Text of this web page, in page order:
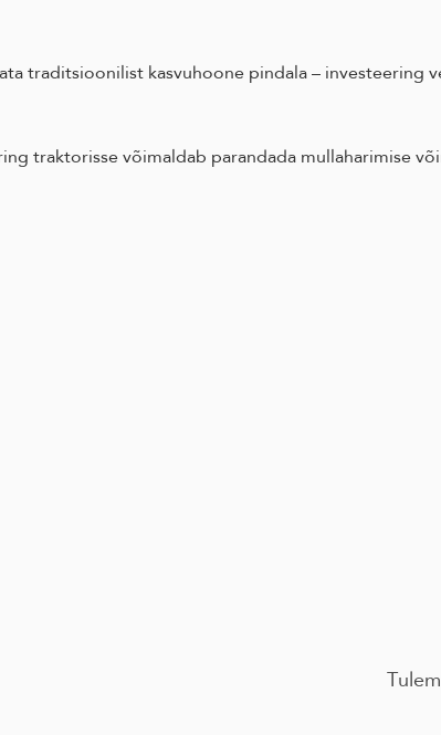
traditsioonilist kasvuhoone pindala – investeering
traktorisse võimaldab parandada mullaharimise